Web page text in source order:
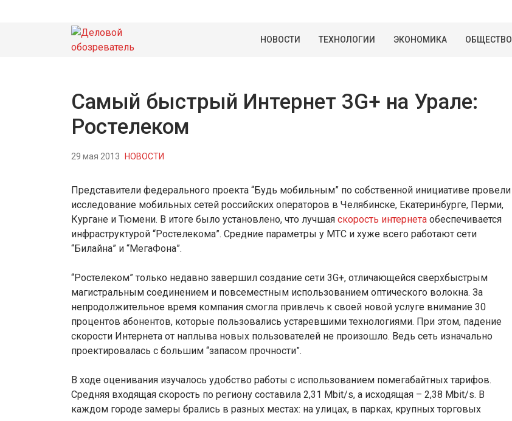
НОВОСТИ ТЕХНОЛОГИИ ЭКОНОМИКА ОБЩЕСТВО
Самый быстрый Интернет 3G+ на Урале:
Ростелеком
29 мая 2013 НОВОСТИ
Представители федерального проекта “Будь мобильным” по собственной инициативе провели
исследование мобильных сетей российских операторов в Челябинске, Екатеринбурге, Перми,
Кургане и Тюмени. В итоге было установлено, что лучшая скорость интернета обеспечивается
инфраструктурой “Ростелекома”. Средние параметры у МТС и хуже всего работают сети
“Билайна” и “МегаФона”.
“Ростелеком” только недавно завершил создание сети 3G+, отличающейся сверхбыстрым
магистральным соединением и повсеместным использованием оптического волокна. За
непродолжительное время компания смогла привлечь к своей новой услуге внимание 30
процентов абонентов, которые пользовались устаревшими технологиями. При этом, падение
скорости Интернета от наплыва новых пользователей не произошло. Ведь сеть изначально
проектировалась с большим “запасом прочности”.
В ходе оценивания изучалось удобство работы с использованием помегабайтных тарифов.
Средняя входящая скорость по региону составила 2,31 Mbit/s, а исходящая – 2,38 Mbit/s. В
каждом городе замеры брались в разных местах: на улицах, в парках, крупных торговых